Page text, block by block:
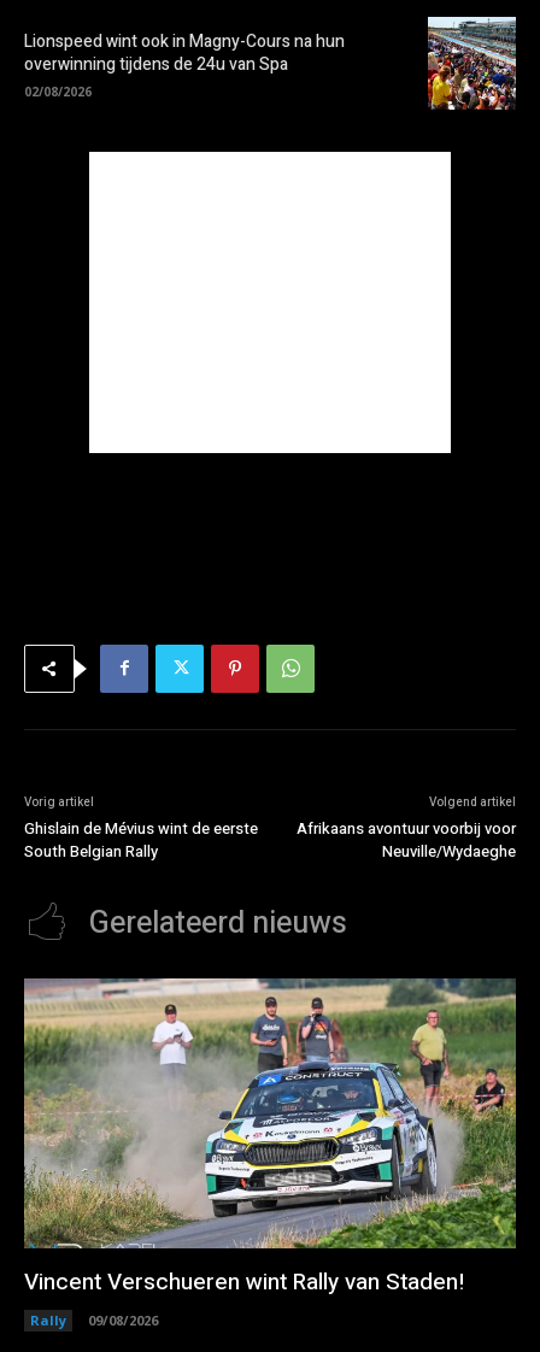
Lionspeed wint ook in Magny-Cours na hun
overwinning tijdens de 24u van Spa
02/08/2026
Vorig artikel
Ghislain de Mévius wint de eerste
South Belgian Rally
Volgend artikel
Afrikaans avontuur voorbij voor
Neuville/Wydaeghe
Gerelateerd nieuws
Vincent Verschueren wint Rally van Staden!
Rally 09/08/2026